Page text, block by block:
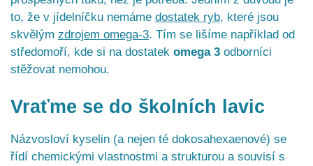
to, že v jídelníčku nemáme dostatek ryb, které jsou
skvělým zdrojem omega-3. Tím se lišíme například od
středomoří, kde si na dostatek omega 3 odborníci
stěžovat nemohou.
Vraťme se do školních lavic
Názvosloví kyselin (a nejen té dokosahexaenové) se
řídí chemickými vlastnostmi a strukturou a souvisí s